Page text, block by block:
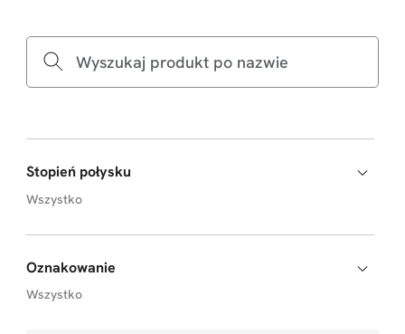
Stopień połysku
Wszystko
Oznakowanie
Wszystko